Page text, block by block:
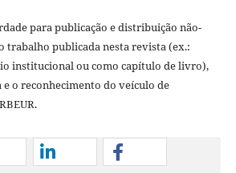
para publicação e distribuição não-
trabalho publicada nesta revista (ex.:
institucional ou como capítulo de livro),
o reconhecimento do veículo de